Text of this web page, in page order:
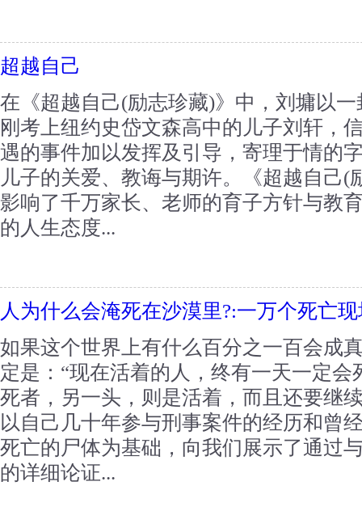
超越自己
在《超越自己(励志珍藏)》中，刘墉以
刚考上纽约史岱文森高中的儿子刘轩，
遇的事件加以发挥及引导，寄理于情的
儿子的关爱、教诲与期许。《超越自己(
影响了千万家长、老师的育子方针与教
的人生态度...
人为什么会淹死在沙漠里?:一万个死亡
如果这个世界上有什么百分之一百会成
定是：“现在活着的人，终有一天一定
死者，另一头，则是活着，而且还要继
以自己几十年参与刑事案件的经历和曾
死亡的尸体为基础，向我们展示了通过
的详细论证...